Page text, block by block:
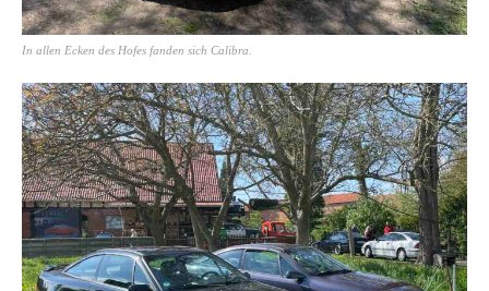
In allen Ecken des Hofes fanden sich Calibra.